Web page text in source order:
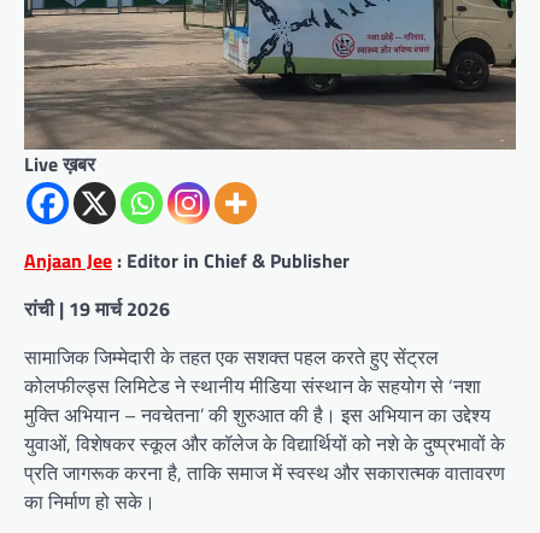
Live ख़बर
Anjaan Jee : Editor in Chief & Publisher
रांची | 19 मार्च 2026
सामाजिक जिम्मेदारी के तहत एक सशक्त पहल करते हुए सेंट्रल
कोलफील्ड्स लिमिटेड ने स्थानीय मीडिया संस्थान के सहयोग से ‘नशा
मुक्ति अभियान – नवचेतना’ की शुरुआत की है। इस अभियान का उद्देश्य
युवाओं, विशेषकर स्कूल और कॉलेज के विद्यार्थियों को नशे के दुष्प्रभावों के
प्रति जागरूक करना है, ताकि समाज में स्वस्थ और सकारात्मक वातावरण
का निर्माण हो सके।